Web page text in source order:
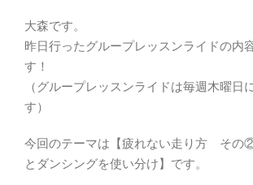
大森です。
昨日行ったグループレッスンライドの内
す！
（グループレッスンライドは毎週木曜日
す）
今回のテーマは【疲れない走り方 その
とダンシングを使い分け】です。